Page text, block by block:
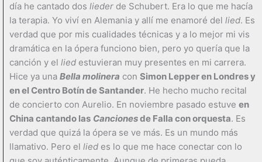
día he cantado dos lieder de Schubert. Era lo que me hacía
la terapia. Yo viví en Alemania y allí me enamoré del lied. Es
verdad que por mis cualidades técnicas y a lo mejor mi vis
dramática en la ópera funciono bien, pero yo quería que la
canción y el lied estuvieran muy presentes en mi carrera.
Hice ya una Bella molinera con Simon Lepper en Londres y
en el Centro Botín de Santander. He hecho mucho recital
de concierto con Aurelio. En noviembre pasado estuve en
China cantando las Cancionesde Falla con orquesta. Es
verdad que quizá la ópera se ve más. Es un mundo más
llamativo. Pero el lied es lo que me hace conectar con lo